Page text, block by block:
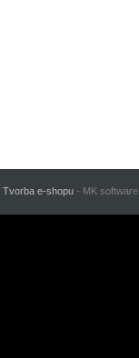
Tvorba e-shopu - MK